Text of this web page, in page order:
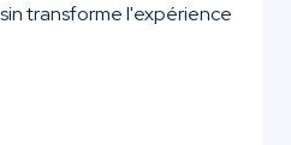
transforme l'expérience